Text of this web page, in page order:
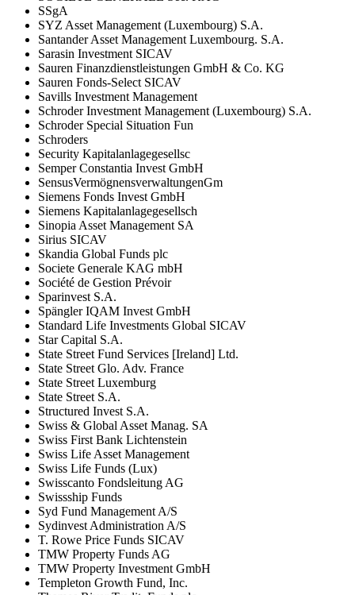
SSgA
SYZ Asset Management (Luxembourg) S.A.
Santander Asset Management Luxembourg. S.A.
Sarasin Investment SICAV
Sauren Finanzdienstleistungen GmbH & Co. KG
Sauren Fonds-Select SICAV
Savills Investment Management
Schroder Investment Management (Luxembourg) S.A.
Schroder Special Situation Fun
Schroders
Security Kapitalanlagegesellsc
Semper Constantia Invest GmbH
SensusVermögnensverwaltungenGm
Siemens Fonds Invest GmbH
Siemens Kapitalanlagegesellsch
Sinopia Asset Management SA
Sirius SICAV
Skandia Global Funds plc
Societe Generale KAG mbH
Société de Gestion Prévoir
Sparinvest S.A.
Spängler IQAM Invest GmbH
Standard Life Investments Global SICAV
Star Capital S.A.
State Street Fund Services [Ireland] Ltd.
State Street Glo. Adv. France
State Street Luxemburg
State Street S.A.
Structured Invest S.A.
Swiss & Global Asset Manag. SA
Swiss First Bank Lichtenstein
Swiss Life Asset Management
Swiss Life Funds (Lux)
Swisscanto Fondsleitung AG
Swissship Funds
Syd Fund Management A/S
Sydinvest Administration A/S
T. Rowe Price Funds SICAV
TMW Property Funds AG
TMW Property Investment GmbH
Templeton Growth Fund, Inc.